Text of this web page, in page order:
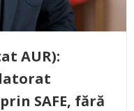
AUR):
SAFE, fără